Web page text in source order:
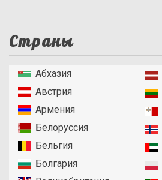
Страны
Абхазия
Австрия
Армения
Белоруссия
Бельгия
Болгария